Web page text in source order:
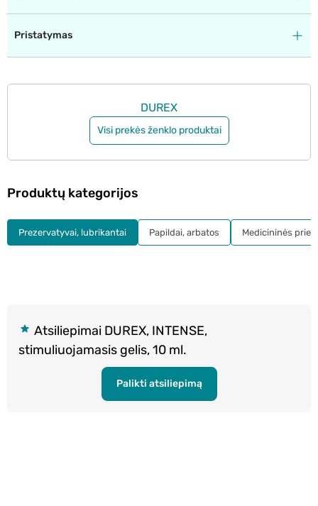
Pristatymas
DUREX
Visi prekės ženklo produktai
Atsiliepimai DUREX, INTENSE,
stimuliuojamasis gelis, 10 ml.
Palikti atsiliepimą
Produktų kategorijos
Prezervatyvai, lubrikantai Papildai, arbatos Medicininės